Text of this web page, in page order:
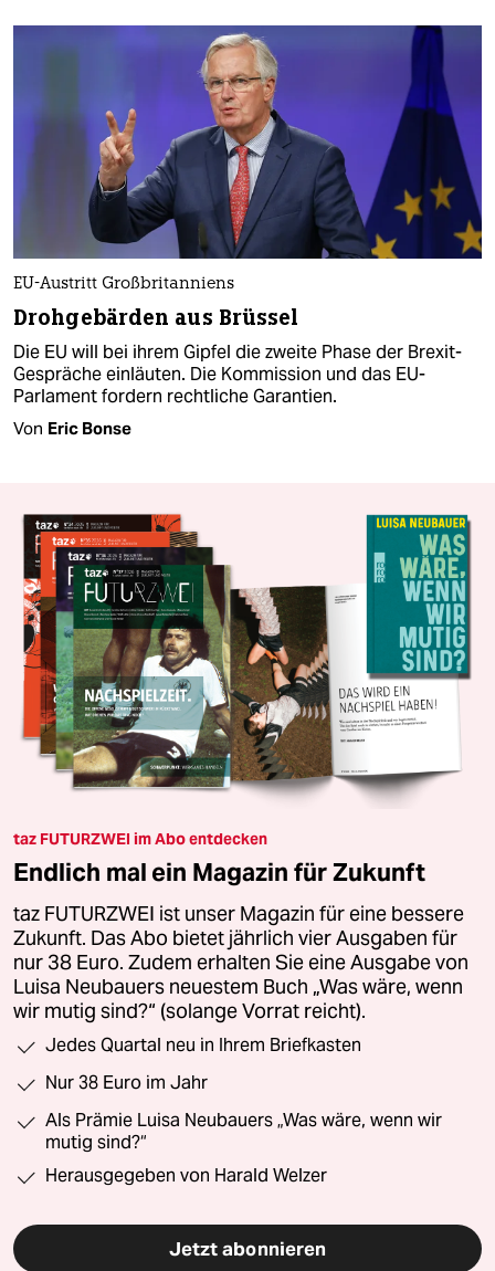
EU-Austritt Großbritanniens
Drohgebärden aus Brüssel
Die EU will bei ihrem Gipfel die zweite Phase der Brexit-
Gespräche einläuten. Die Kommission und das EU-
Parlament fordern rechtliche Garantien.
Von Eric Bonse
taz FUTURZWEI im Abo entdecken
Endlich mal ein Magazin für Zukunft
taz FUTURZWEI ist unser Magazin für eine bessere
Zukunft. Das Abo bietet jährlich vier Ausgaben für
nur 38 Euro. Zudem erhalten Sie eine Ausgabe von
Luisa Neubauers neuestem Buch „Was wäre, wenn
wir mutig sind?“ (solange Vorrat reicht).
Jedes Quartal neu in Ihrem Briefkasten
Nur 38 Euro im Jahr
Als Prämie Luisa Neubauers „Was wäre, wenn wir
mutig sind?“
Herausgegeben von Harald Welzer
Jetzt abonnieren